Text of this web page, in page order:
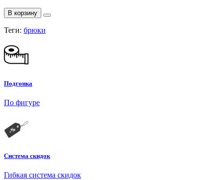
В корзину
Теги: брюки
Подгонка
По фигуре
Система скидок
Гибкая система скидок